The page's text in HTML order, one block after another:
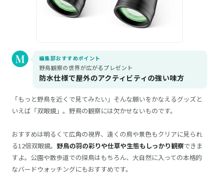
編集部おすすめポイント
野鳥観察の世界が広がるプレゼント
防水仕様で屋外のアクティビティの強い味方
「もっと野鳥を近くで見てみたい」そんな願いをかなえるグッズと
いえば「双眼鏡」。野鳥の観察には欠かせないものです。
おすすめは明るくて広角の視界、遠くの鳥や景色もクリアに見られ
る12倍双眼鏡。 野鳥の羽の彩りや仕草や生態もしっかり観察できま
すよ。公園や散歩道での探鳥はもちろん、大自然に入っての本格的
なバードウォッチングにもおすすめです。